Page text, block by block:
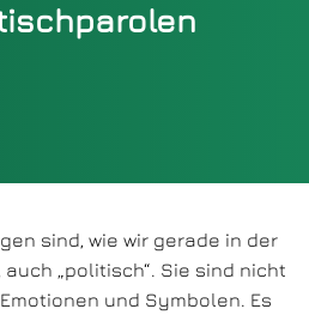
sind, wie wir gerade in der
„politisch“. Sie sind nicht
und Symbolen. Es